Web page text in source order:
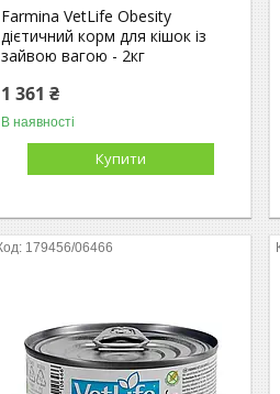
Farmina VetLife Obesity
дієтичний корм для кішок із
зайвою вагою - 2кг
1 361 ₴
В наявності
Купити
179456/06466